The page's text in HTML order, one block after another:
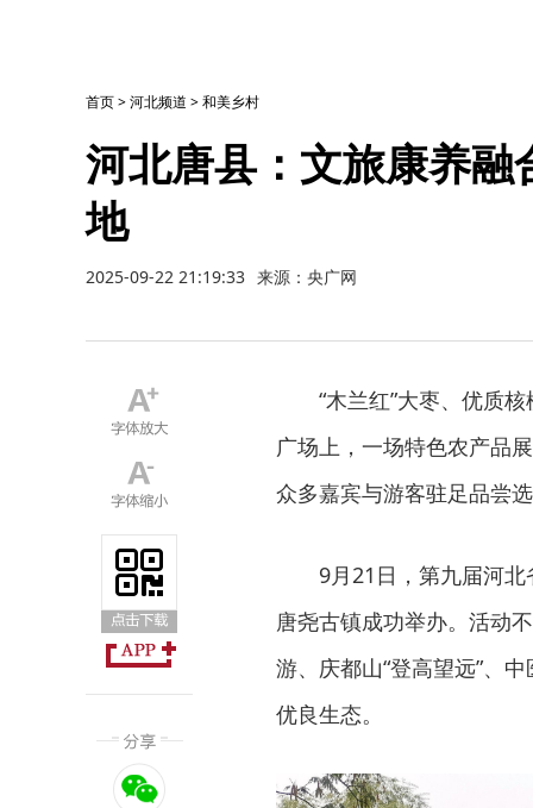
首页>河北频道 >和美乡村
河北唐县：文旅康养
地
2025-09-22 21:19:33 来源：央广网
“木兰红”大枣、优质
广场上，一场特色农产品
众多嘉宾与游客驻足品尝
9月21日，第九届河
唐尧古镇成功举办。活动
游、庆都山“登高望远”、
优良生态。